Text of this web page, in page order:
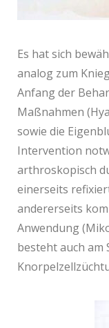
Es hat sich
analog zum
Anfang der
Maßnahmen
sowie die
Intervention
arthroskopisch
einerseits
andererseits
Anwendung
besteht auch